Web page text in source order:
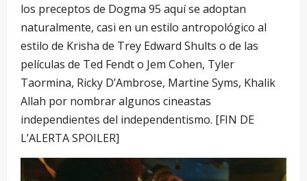
los preceptos de Dogma 95 aquí se adoptan
naturalmente, casi en un estilo antropológico al
estilo de Krisha de Trey Edward Shults o de las
películas de Ted Fendt o Jem Cohen, Tyler
Taormina, Ricky D’Ambrose, Martine Syms, Khalik
Allah por nombrar algunos cineastas
independientes del independentismo. [FIN DE
L’ALERTA SPOILER]